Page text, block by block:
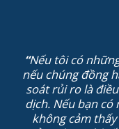
“Nếu tôi có
nếu chúng đồng
soát rủi ro là
dịch. Nếu bạn
không cảm